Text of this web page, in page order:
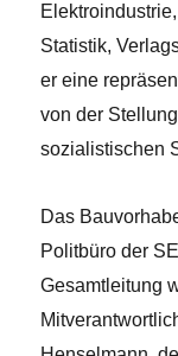
Statistik,
er eine
von der
sozialistischen
Das
Politbüro der
Gesamtleitung